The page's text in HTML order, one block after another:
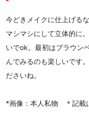
今どきメイクに仕上げる
マシマシにして立体的に
いでok。最初はブラウン
んでみるのも楽しいです
ださいね。
*画像：本人私物 ＊記載